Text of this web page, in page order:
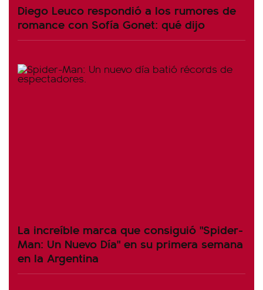
Diego Leuco respondió a los rumores de
romance con Sofía Gonet: qué dijo
La increíble marca que consiguió "Spider-
Man: Un Nuevo Día" en su primera semana
en la Argentina